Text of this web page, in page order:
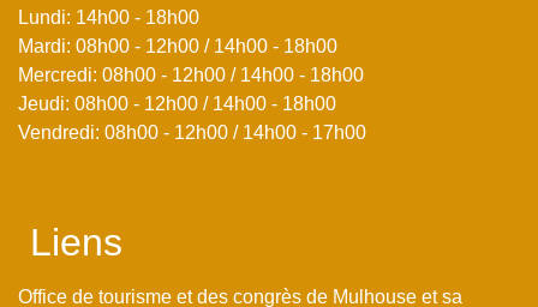
Lundi: 14h00 - 18h00
Mardi: 08h00 - 12h00 / 14h00 - 18h00
Mercredi: 08h00 - 12h00 / 14h00 - 18h00
Jeudi: 08h00 - 12h00 / 14h00 - 18h00
Vendredi: 08h00 - 12h00 / 14h00 - 17h00
Liens
Office de tourisme et des congrès de Mulhouse et sa